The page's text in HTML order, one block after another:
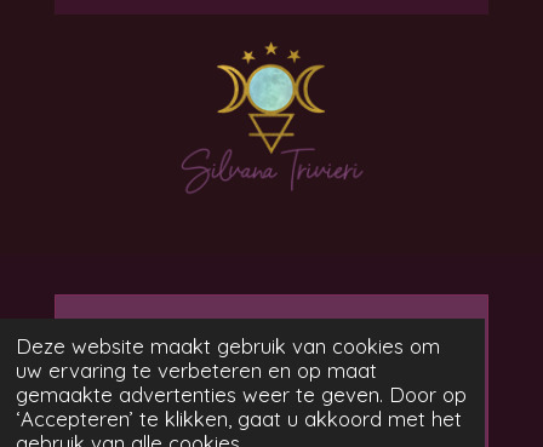
Deze website maakt gebruik van cookies om
uw ervaring te verbeteren en op maat
gemaakte advertenties weer te geven. Door op
‘Accepteren’ te klikken, gaat u akkoord met het
Maak jouw eigen website
met
Webador